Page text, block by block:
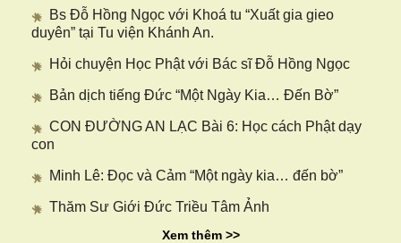
Bs Đỗ Hồng Ngọc với Khoá tu “Xuất gia gieo
duyên” tại Tu viện Khánh An.
Hỏi chuyện Học Phật với Bác sĩ Đỗ Hồng Ngọc
Bản dịch tiếng Đức “Một Ngày Kia… Đến Bờ”
CON ĐƯỜNG AN LẠC Bài 6: Học cách Phật dạy
con
Minh Lê: Đọc và Cảm “Một ngày kia… đến bờ”
Thăm Sư Giới Đức Triều Tâm Ảnh
Xem thêm >>